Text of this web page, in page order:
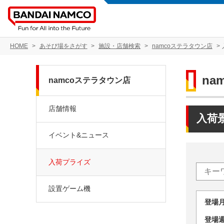
HOME あそび場をさがす 施設・店舗検索 namcoステラタウン店
入荷
登
登
namcoステラタウン店
店舗情報
イベント&ニュース
入荷プライズ
設置ゲーム機